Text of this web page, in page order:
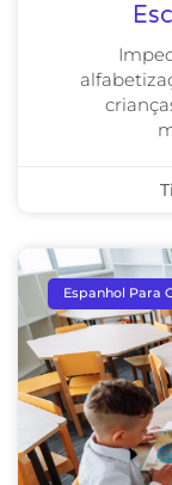
Espanhol Para